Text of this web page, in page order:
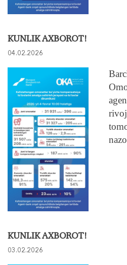
KUNLIK AXBOROT!
04.02.2026
KUNLIK AXBOROT!
03.02.2026